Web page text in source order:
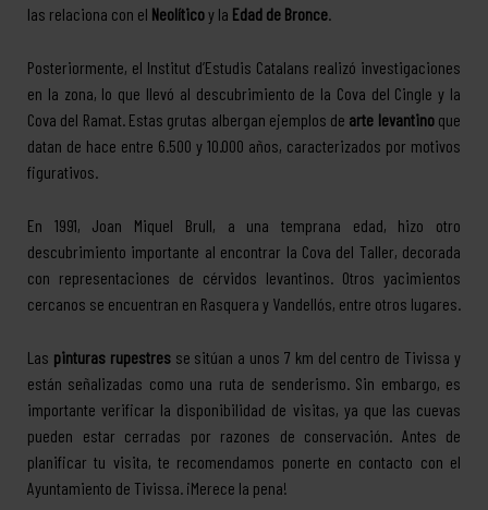
las relaciona con el Neolíticoy la Edad de Bronce.
Posteriormente, el Institut d’Estudis Catalans realizó investigaciones
en la zona, lo que llevó al descubrimiento de la Cova del Cingle y la
Cova del Ramat. Estas grutas albergan ejemplos de arte levantinoque
datan de hace entre 6.500 y 10.000 años, caracterizados por motivos
figurativos.
En 1991, Joan Miquel Brull, a una temprana edad, hizo otro
descubrimiento importante al encontrar la Cova del Taller, decorada
con representaciones de cérvidos levantinos. Otros yacimientos
cercanos se encuentran en Rasquera y Vandellós, entre otros lugares.
Las pinturas rupestresse sitúan a unos 7 km del centro de Tivissa y
están señalizadas como una ruta de senderismo. Sin embargo, es
importante verificar la disponibilidad de visitas, ya que las cuevas
pueden estar cerradas por razones de conservación. Antes de
planificar tu visita, te recomendamos ponerte en contacto con el
Ayuntamiento de Tivissa. ¡Merece la pena!